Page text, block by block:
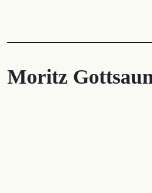
Moritz